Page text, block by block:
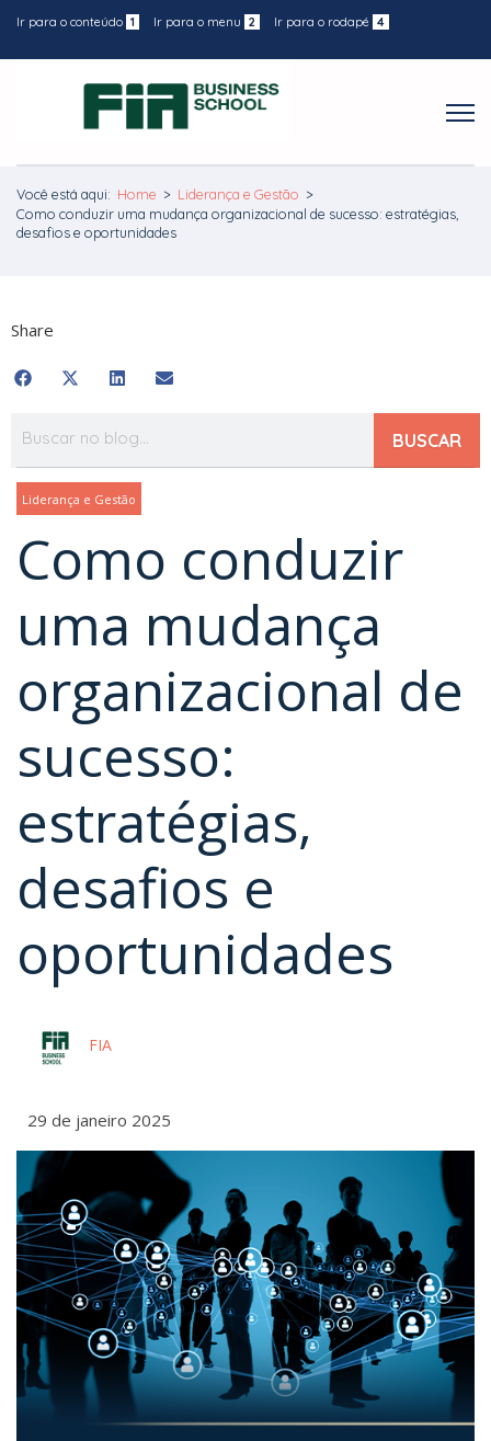
Ir para o conteúdo 1 Ir para o menu 2 Ir para o rodapé 4
Você está aqui: Home > Liderança e Gestão >
Como conduzir uma mudança organizacional de sucesso: estratégias,
desafios e oportunidades
Share
BUSCAR
Liderança e Gestão
Como conduzir
uma mudança
organizacional de
sucesso:
estratégias,
desafios e
oportunidades
FIA
29 de janeiro 2025